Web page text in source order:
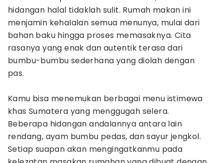
hidangan halal tidaklah sulit. Rumah makan ini
menjamin kehalalan semua menunya, mulai dari
bahan baku hingga proses memasaknya. Cita
rasanya yang enak dan autentik terasa dari
bumbu-bumbu sederhana yang diolah dengan
pas.
Kamu bisa menemukan berbagai menu istimewa
khas Sumatera yang menggugah selera.
Beberapa hidangan andalannya antara lain
rendang, ayam bumbu pedas, dan sayur jengkol.
Setiap suapan akan mengingatkanmu pada